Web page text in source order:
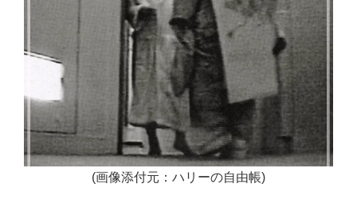
(画像添付元：ハリーの自由帳)